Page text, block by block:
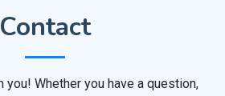
Contact
you! Whether you have a question,